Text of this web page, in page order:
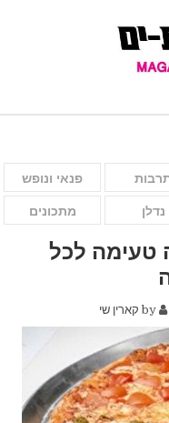
פנאי ונופש
נדלן מתכונים
טעימה לכל
קארין שי